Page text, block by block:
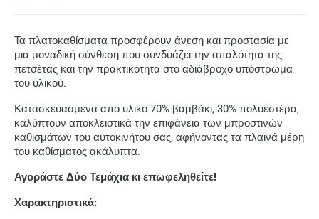
Τα πλατοκαθίσματα προσφέρουν άνεση και προστασία με
μια μοναδική σύνθεση που συνδυάζει την απαλότητα της
πετσέτας και την πρακτικότητα στο αδιάβροχο υπόστρωμα
του υλικού.
Κατασκευασμένα από υλικό 70% βαμβάκι, 30% πολυεστέρα,
καλύπτουν αποκλειστικά την επιφάνεια των μπροστινών
καθισμάτων του αυτοκινήτου σας, αφήνοντας τα πλαϊνά μέρη
του καθίσματος ακάλυπτα.
Αγοράστε Δύο Τεμάχια κι επωφεληθείτε!
Χαρακτηριστικά: